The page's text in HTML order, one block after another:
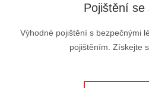
Pojištění se
Výhodné pojištění s bezpečnými
pojištěním. Získejte